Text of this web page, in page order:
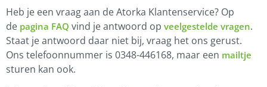
Heb je een vraag aan de Atorka Klantenservice? Op
de pagina FAQ vind je antwoord op veelgestelde vragen.
Staat je antwoord daar niet bij, vraag het ons gerust.
Ons telefoonnummer is 0348-446168, maar een mailtje
sturen kan ook.